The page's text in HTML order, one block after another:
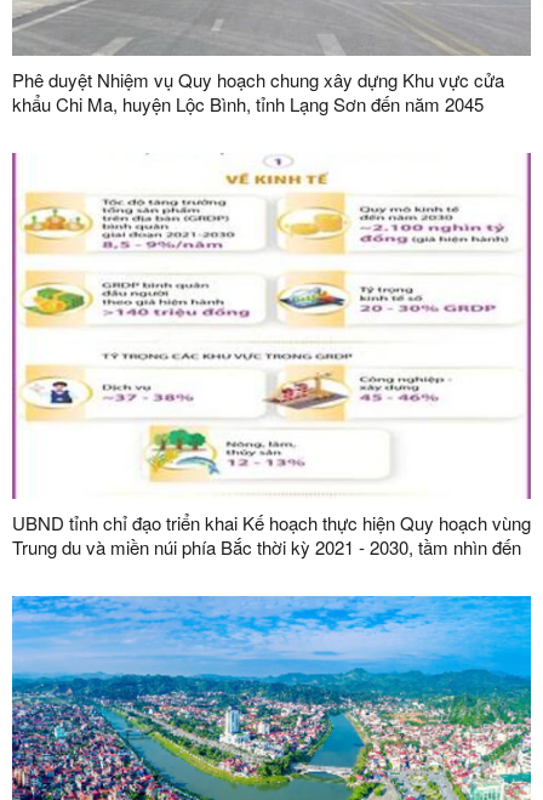
Phê duyệt Nhiệm vụ Quy hoạch chung xây dựng Khu vực cửa
khẩu Chi Ma, huyện Lộc Bình, tỉnh Lạng Sơn đến năm 2045
UBND tỉnh chỉ đạo triển khai Kế hoạch thực hiện Quy hoạch vùng
Trung du và miền núi phía Bắc thời kỳ 2021 - 2030, tầm nhìn đến